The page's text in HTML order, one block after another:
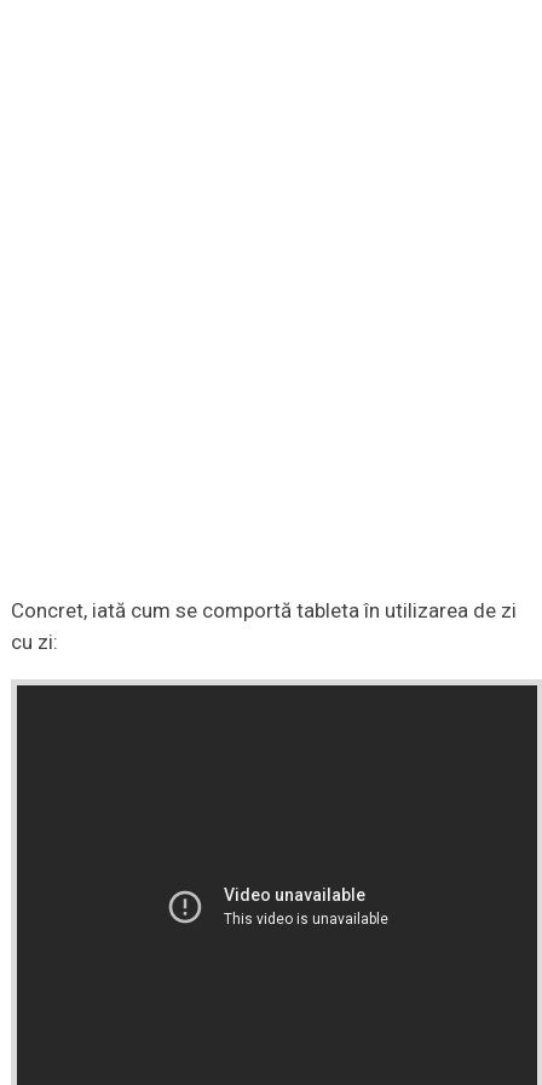
Concret, iată cum se comportă tableta în utilizarea de zi
cu zi: